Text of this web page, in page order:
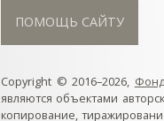
ПОМОЩЬ САЙТУ
Copyright © 2016–2026,
являются объектами
копирование,